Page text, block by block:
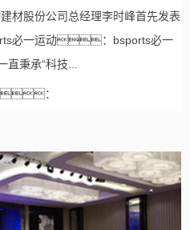
股份公司总经理李时峰首先发表
必一运动：bsports必一
秉承“科技...
：